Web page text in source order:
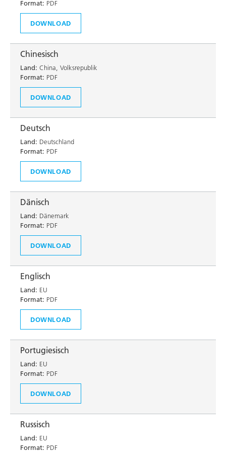
Format: PDF
DOWNLOAD
Chinesisch
Land: China, Volksrepublik
Format: PDF
DOWNLOAD
Deutsch
Land: Deutschland
Format: PDF
DOWNLOAD
Dänisch
Land: Dänemark
Format: PDF
DOWNLOAD
Englisch
Land: EU
Format: PDF
DOWNLOAD
Portugiesisch
Land: EU
Format: PDF
DOWNLOAD
Russisch
Land: EU
Format: PDF